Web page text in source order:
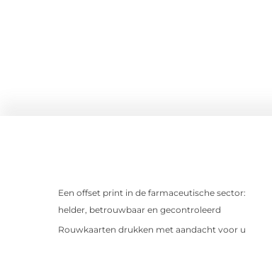
Een offset print in de farmaceutische sector:
helder, betrouwbaar en gecontroleerd
Rouwkaarten drukken met aandacht voor u